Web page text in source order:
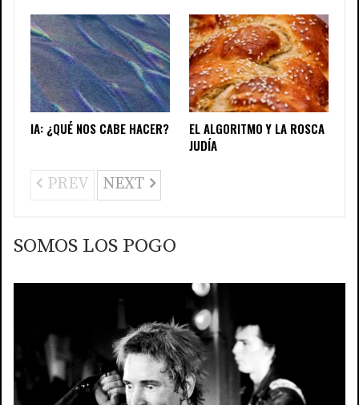
IA: ¿QUÉ NOS CABE HACER?
EL ALGORITMO Y LA ROSCA
JUDÍA
PREV NEXT
SOMOS LOS POGO